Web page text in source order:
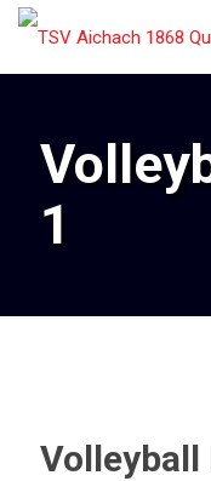
1
Volleyball